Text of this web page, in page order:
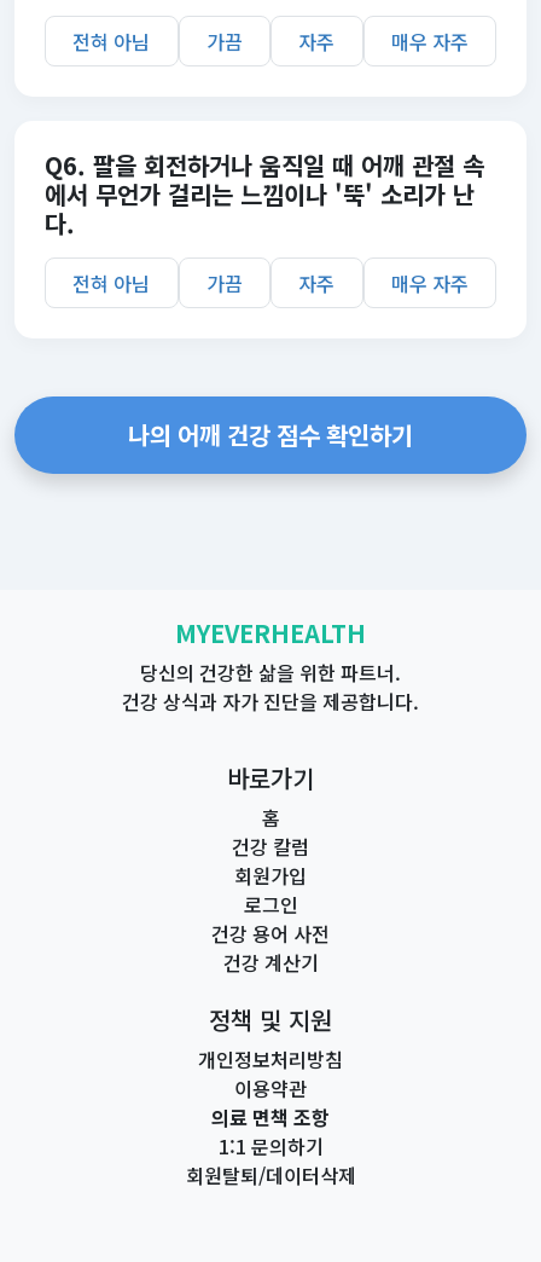
전혀 아님 가끔 자주 매우 자주
Q6. 팔을 회전하거나 움직일 때 어깨 관절 속
에서 무언가 걸리는 느낌이나 '뚝' 소리가 난
다.
전혀 아님 가끔 자주 매우 자주
나의 어깨 건강 점수 확인하기
MYEVERHEALTH
당신의 건강한 삶을 위한 파트너.
건강 상식과 자가 진단을 제공합니다.
바로가기
홈
건강 칼럼
회원가입
로그인
건강 용어 사전
건강 계산기
정책 및 지원
개인정보처리방침
이용약관
의료 면책 조항
1:1 문의하기
회원탈퇴/데이터삭제